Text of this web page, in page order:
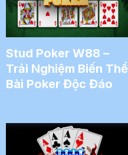
Stud Poker W88 –
Trải Nghiệm Biến Thể
Bài Poker Độc Đáo